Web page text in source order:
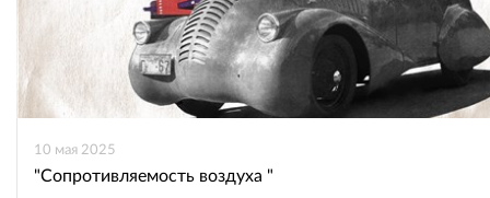
10 мая 2025
"Сопротивляемость воздуха "